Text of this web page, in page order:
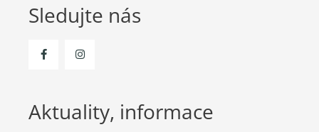
Sledujte nás
Aktuality, informace